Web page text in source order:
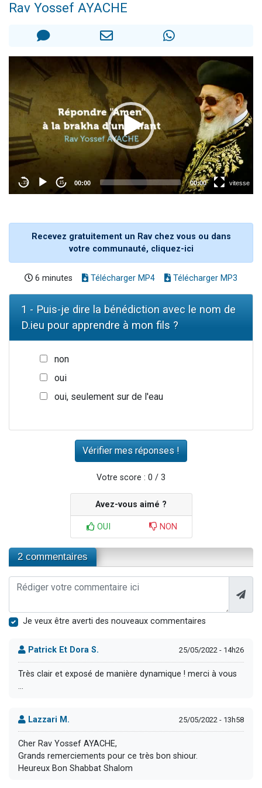
12 nouvelles musiques dans Torah-Box Music
Rav Yossef AYACHE
Recevez gratuitement un Rav chez vous ou dans
votre communauté, cliquez-ici
6 minutes Télécharger MP4 Télécharger MP3
1 - Puis-je dire la bénédiction avec le nom de
D.ieu pour apprendre à mon fils ?
non
oui
oui, seulement sur de l'eau
Votre score : 0 / 3
Avez-vous aimé ?
OUI NON
2 commentaires
Je veux être averti des nouveaux commentaires
Patrick Et Dora S. 25/05/2022 - 14h26
Très clair et exposé de manière dynamique ! merci à vous
...
Lazzari M. 25/05/2022 - 13h58
Cher Rav Yossef AYACHE,
Grands remerciements pour ce très bon shiour.
Heureux Bon Shabbat Shalom